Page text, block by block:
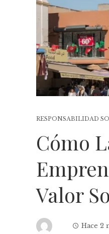
RESPONSABILIDAD
Cómo
Valor
Hace 2